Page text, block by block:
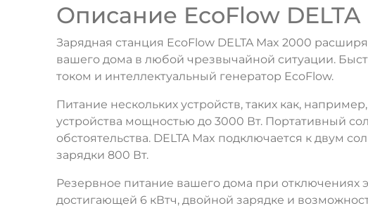
Описание EcoFlow DELTA
Зарядная станция EcoFlow DELTA Max 2000
вашего дома в любой чрезвычайной ситуации.
током и интеллектуальный генератор EcoFlow.
Питание нескольких устройств, таких как,
устройства мощностью до 3000 Вт. Портативный
обстоятельства. DELTA Max подключается к
зарядки 800 Вт.
Резервное питание вашего дома при
достигающей 6 кВтч, двойной зарядке и